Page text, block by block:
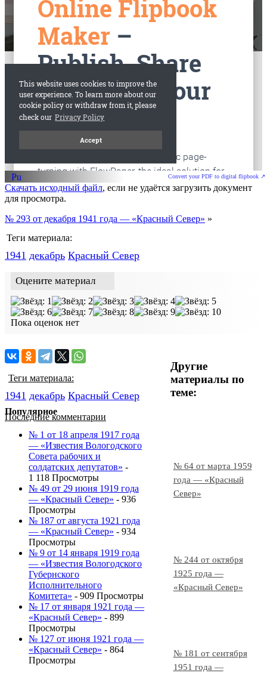
старые газеты
Convert your PDF to digital flipbook ↗
Скачать исходный файл, если не удаётся загрузить документ
для просмотра.
№ 293 от декабря 1941 года — «Красный Север» »
Теги материала:
1941 декабрь Красный Cевер
Оцените материал
Пока оценок нет
Другие
материалы по
теме:
№ 64 от марта 1959
года — «Красный
Север»
№ 244 от октября
1925 года —
«Красный Север»
№ 181 от сентября
1951 года —
Теги материала:
1941 декабрь Красный Cевер
Последние комментарии
Популярное
№ 1 от 18 апреля 1917 года
— «Известия Вологодского
Совета рабочих и
солдатских депутатов» -
1 118 Просмотры
№ 49 от 29 июня 1919 года
— «Красный Север» - 936
Просмотры
№ 187 от августа 1921 года
— «Красный Север» - 934
Просмотры
№ 9 от 14 января 1919 года
— «Известия Вологодского
Губернского
Исполнительного
Комитета» - 909 Просмотры
№ 17 от января 1921 года —
«Красный Север» - 899
Просмотры
№ 127 от июня 1921 года —
«Красный Север» - 864
Просмотры